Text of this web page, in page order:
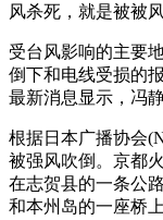
风杀死，就是被被
受台风影响的主要
倒下和电线受损的
最新消息显示，冯
根据日本广播协会
被强风吹倒。京都
在志贺县的一条公
和本州岛的一座桥